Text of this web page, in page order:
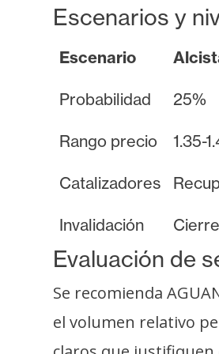
i
c
i
d
a
Escenarios y
Escenario
Probabilidad 25%
Rango precio 1.35-
Catalizadores
Invalidación
Evaluación de
Se recomienda
el volumen relativo